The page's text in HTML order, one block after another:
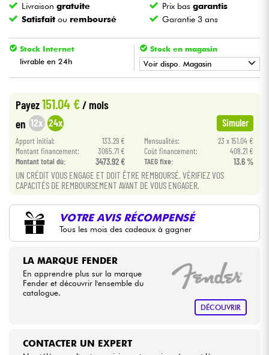
Vents
Violons & Quatuor
Eveil Musical
Câbles & Access.
HiFi
Packs
Livraisongratuite Prix basgarantis
Satisfait ou remboursé Garantie 3 ans
Stock Internet
livrable en 24h
Stock en magasin
Voir dispo. Magasin
Payez151.04 €/ mois
en 12x 24x Simuler
Apport initial: 133.29 € Mensualités:
23 x 151.04 €
Montant financement:
3065.71 € Coût financement:
408.21 €
Montant total dù:
3473.92 € TAEG fixe: 13.6 %
UN CRÉDIT VOUS ENGAGE ET DOIT ÊTRE REMBOURSÉ. VÉRIFIEZ VOS
CAPACITÉS DE REMBOURSEMENT AVANT DE VOUS ENGAGER.
VOTRE AVIS RÉCOMPENSÉ
Tous les mois des cadeaux à gagner
LA MARQUE FENDER
En apprendre plus sur la marque
Fender et découvrir l'ensemble du
catalogue.
DÉCOUVRIR
CONTACTER UN EXPERT